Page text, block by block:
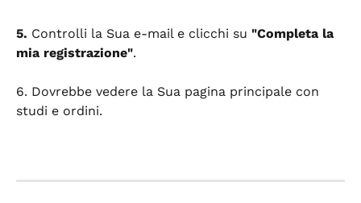
5. Controlli la Sua e-mail e clicchi su "Completa la
mia registrazione".
6. Dovrebbe vedere la Sua pagina principale con
studi e ordini.